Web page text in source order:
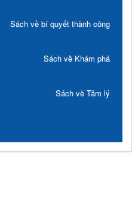
Sách về bí quyết thành công
Sách về Khám phá
Sách về Tâm lý